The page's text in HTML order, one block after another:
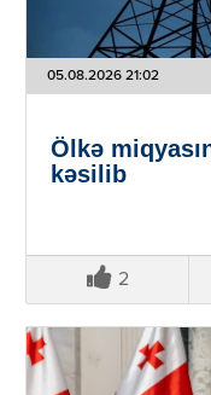
05.08.2026 21:02
Ölkə
kəsilib
2